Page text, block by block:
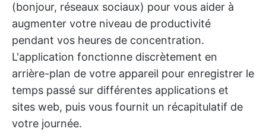
(bonjour, réseaux sociaux) pour vous aider à
augmenter votre niveau de productivité
pendant vos heures de concentration.
L'application fonctionne discrètement en
arrière-plan de votre appareil pour enregistrer le
temps passé sur différentes applications et
sites web, puis vous fournit un récapitulatif de
votre journée.